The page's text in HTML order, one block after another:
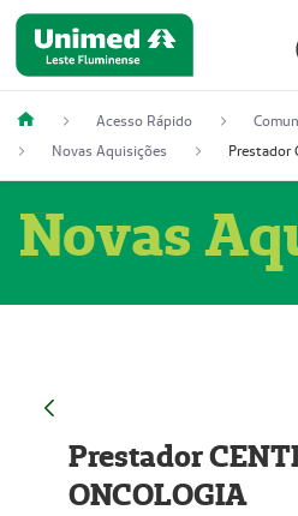
Acesso Rápido
Novas Aquisições
Novas
Prestador
ONCOLOGIA